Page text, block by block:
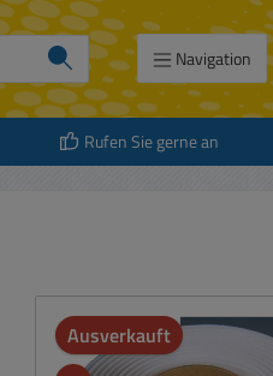
Navigation
Rufen Sie gerne an
Ausverkauft